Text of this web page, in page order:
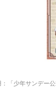
：「少年サンデー公